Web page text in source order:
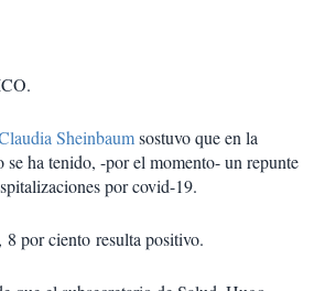
Sheinbaumsostuvo que en la
ha tenido, -por el momento- un repunte
por covid-19.
8 por ciento resulta positivo.